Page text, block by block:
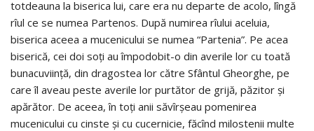
totdeauna la biserica lui, care era nu departe de acolo, lîngă
rîul ce se numea Partenos. După numirea rîului aceluia,
biserica aceea a mucenicului se numea “Partenia”. Pe acea
biserică, cei doi soţi au împodobit-o din averile lor cu toată
bunacuviinţă, din dragostea lor către Sfântul Gheorghe, pe
care îl aveau peste averile lor purtător de grijă, păzitor şi
apărător. De aceea, în toţi anii săvîrşeau pomenirea
mucenicului cu cinste şi cu cucernicie, făcînd milostenii multe